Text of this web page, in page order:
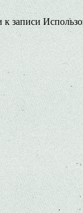
к записи